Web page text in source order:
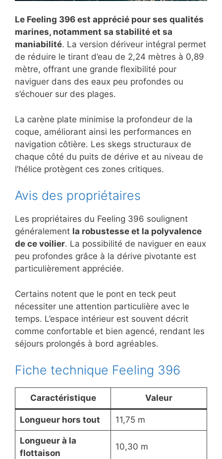
Le Feeling 396 est apprécié pour ses qualités
marines, notamment sa stabilité et sa
maniabilité. La version dériveur intégral permet
de réduire le tirant d’eau de 2,24 mètres à 0,89
mètre, offrant une grande flexibilité pour
naviguer dans des eaux peu profondes ou
s’échouer sur des plages.
La carène plate minimise la profondeur de la
coque, améliorant ainsi les performances en
navigation côtière. Les skegs structuraux de
chaque côté du puits de dérive et au niveau de
l’hélice protègent ces zones critiques.
Avis des propriétaires
Les propriétaires du Feeling 396 soulignent
généralement la robustesse et la polyvalence
de ce voilier. La possibilité de naviguer en eaux
peu profondes grâce à la dérive pivotante est
particulièrement appréciée.
Certains notent que le pont en teck peut
nécessiter une attention particulière avec le
temps. L’espace intérieur est souvent décrit
comme confortable et bien agencé, rendant les
séjours prolongés à bord agréables.
Fiche technique Feeling 396
Caractéristique Valeur
Longueur hors tout 11,75 m
Longueur à la
flottaison
10,30 m